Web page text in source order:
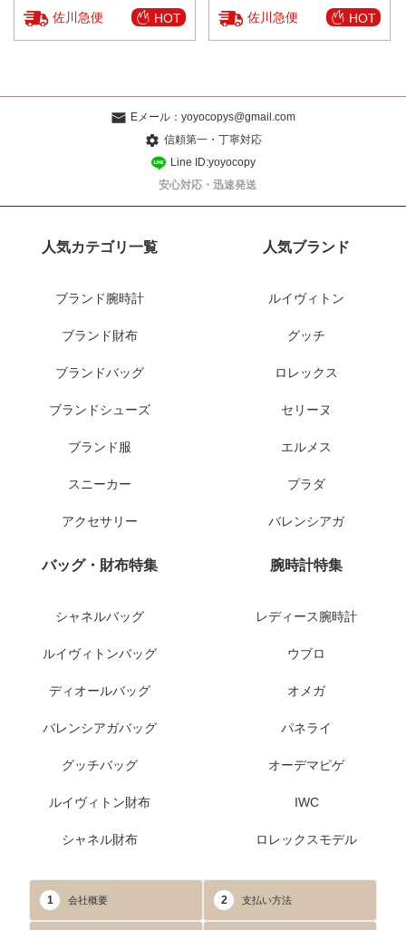
佐川急便 HOT 佐川急便 HOT
Eメール： yoyocopys@gmail.com
信頼第一・丁寧対応
Line ID:yoyocopy
安心対応・迅速発送
人気カテゴリ一覧
ブランド腕時計
ブランド財布
ブランドバッグ
ブランドシューズ
ブランド服
スニーカー
アクセサリー
人気ブランド
ルイヴィトン
グッチ
ロレックス
セリーヌ
エルメス
プラダ
バレンシアガ
バッグ・財布特集
シャネルバッグ
ルイヴィトンバッグ
ディオールバッグ
バレンシアガバッグ
グッチバッグ
ルイヴィトン財布
シャネル財布
腕時計特集
レディース腕時計
ウブロ
オメガ
パネライ
オーデマピゲ
IWC
ロレックスモデル
1 会社概要 2 支払い方法